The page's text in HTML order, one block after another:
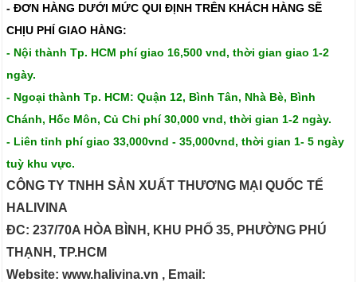
- ĐƠN HÀNG DƯỚI MỨC QUI ĐỊNH TRÊN KHÁCH HÀNG SẼ
CHỊU PHÍ GIAO HÀNG:
- Nội thành Tp. HCM phí giao 16,500 vnd, thời gian giao 1-2
ngày.
- Ngoại thành Tp. HCM: Quận 12, Bình Tân, Nhà Bè, Bình
Chánh, Hốc Môn, Củ Chi phí 30,000 vnd, thời gian 1-2 ngày.
- Liên tỉnh phí giao 33,000vnd - 35,000vnd, thời gian 1- 5 ngày
tuỳ khu vực.
CÔNG TY TNHH SẢN XUẤT THƯƠNG MẠI QUỐC TẾ
HALIVINA
ĐC: 237/70A HÒA BÌNH, KHU PHỐ 35, PHƯỜNG PHÚ
THẠNH, TP.HCM
Website: www.halivina.vn , Email: